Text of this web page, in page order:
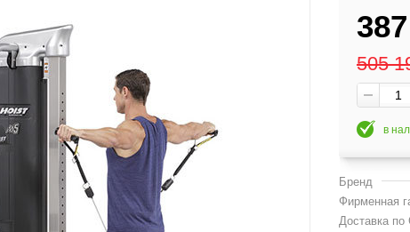
505
в
Бренд
Фирменная
Доставка по